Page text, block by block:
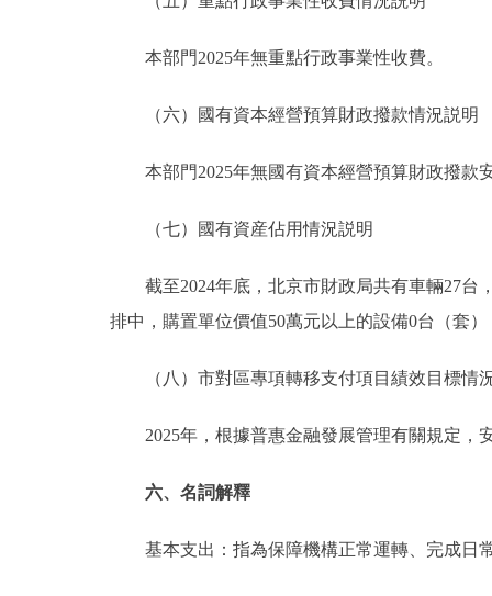
本部門2025年無重點行政事業性收費。
（六）國有資本經營預算財政撥款情況説明
本部門2025年無國有資本經營預算財政撥款
（七）國有資産佔用情況説明
截至2024年底，北京市財政局共有車輛27台，
排中，購置單位價值50萬元以上的設備0台（套
（八）市對區專項轉移支付項目績效目標情
2025年，根據普惠金融發展管理有關規定，
六、名詞解釋
基本支出：指為保障機構正常運轉、完成日